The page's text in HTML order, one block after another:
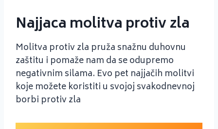
Najjaca molitva protiv zla
Molitva protiv zla pruža snažnu duhovnu
zaštitu i pomaže nam da se odupremo
negativnim silama. Evo pet najjačih molitvi
koje možete koristiti u svojoj svakodnevnoj
borbi protiv zla